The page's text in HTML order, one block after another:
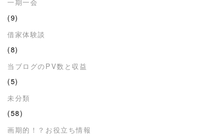
(9)
借家体験談
(8)
当ブログのPV数と収益
(5)
未分類
(58)
画期的！？お役立ち情報